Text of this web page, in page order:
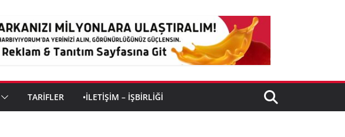
TARİFLER •İLETIŞIM – İŞBIRLIĞI